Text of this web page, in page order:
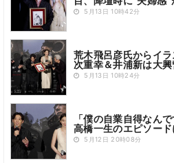
5月13日 10時42分
荒木飛呂彦氏からイ
次重幸＆井浦新は大興
5月13日 10時24分
「僕の自業自得なん
高橋一生のエピソー
5月12日 20時08分